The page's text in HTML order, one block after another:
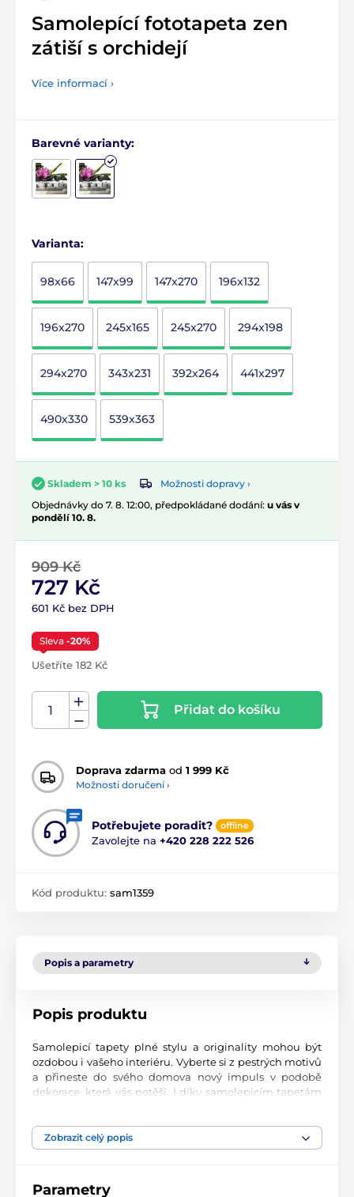
Samolepící fototapeta zen
zátiší s orchidejí
Více informací ›
Barevné varianty:
Varianta:
98x66 147x99 147x270 196x132
196x270 245x165 245x270 294x198
294x270 343x231 392x264 441x297
490x330 539x363
Skladem > 10 ks
Možnosti dopravy ›
Objednávky do 7. 8. 12:00, předpokládané dodání: u vás v
pondělí 10. 8.
909 Kč
727 Kč
601 Kč bez DPH
Sleva -20%
Ušetříte 182 Kč
Přidat do košíku
Doprava zdarma od 1 999 Kč
Možnosti doručení ›
Potřebujete poradit? offline
Zavolejte na +420 228 222 526
Kód produktu: sam1359
Popis a parametry
Popis produktu
Samolepicí tapety plné stylu a originality mohou být
ozdobou i vašeho interiéru. Vyberte si z pestrých motivů
a přineste do svého domova nový impuls v podobě
dekorace, která vás potěší. I díky samolepicím tapetám
Perfektní tiskové zpracování
materiál s jemným povrchem a matným vzhledem. Tisk
Zobrazit celý popis
Parametry